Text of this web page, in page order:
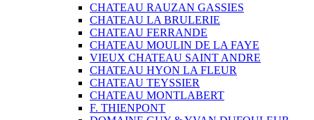
CHATEAU RAUZAN GASSIES
CHATEAU LA BRULERIE
CHATEAU FERRANDE
CHATEAU MOULIN DE LA FAYE
VIEUX CHATEAU SAINT ANDRE
CHATEAU HYON LA FLEUR
CHATEAU TEYSSIER
CHATEAU MONTLABERT
F. THIENPONT